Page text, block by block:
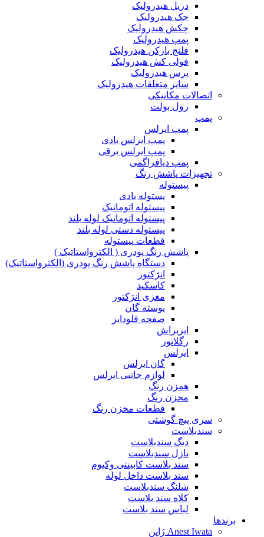
دریل هیدرولیک
جک هیدرولیک
چکش هیدرولیک
پمپ هیدرولیک
فلنج بازکن هیدرولیک
فولی کش هیدرولیک
پرس هیدرولیک
سایر متعلقات هیدرولیک
اتصالات مکانیکی
رول بولت
پمپ
پمپ ایرلس
پمپ ایرلس بادی
پمپ ایرلس برقی
پمپ دیافراگمی
تجهیزات پاشش رنگ
پیستوله
پستوله بادی
پیستوله اتوماتیک
پیستوله اتوماتیک لوله بلند
پیستوله دستی لوله بلند
قطعات پیستوله
پاشش رنگ پودری ( الکترواستاتیک )
دستگاه پاشش رنگ پودری (الکترواستاتیک)
انژکتور
کاسکید
مغزی انژکتور
پوسته گان
صفحه فلودایز
ایربراش
رگلاتور
ایرلس
گان ایرلس
لوازم جانبی ایرلس
همزن رنگ
مخزن رنگ
قطعات مخزن رنگ
سری پیچ گوشتی
سندبلاست
دیگ سندبلاست
نازل سندبلاست
سند بلاست کابینتی وکیوم
سند بلاست داخل لوله
شلنگ سندبلاست
کلاه سند بلاست
لباس سند بلاست
برندها
Anest Iwata ژاپن